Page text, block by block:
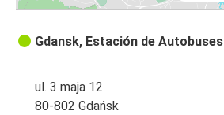
Gdansk, Estación de Autobuses
ul. 3 maja 12
80-802 Gdańsk